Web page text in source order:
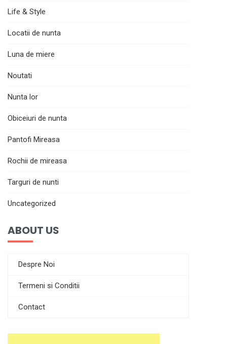
Life & Style
Locatii de nunta
Luna de miere
Noutati
Nunta lor
Obiceiuri de nunta
Pantofi Mireasa
Rochii de mireasa
Targuri de nunti
Uncategorized
ABOUT US
Despre Noi
Termeni si Conditii
Contact